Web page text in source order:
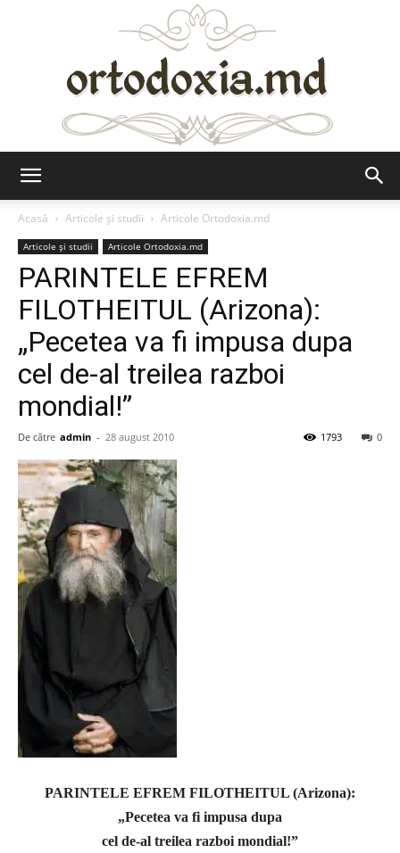
Acasă
Articole şi studii Articole Ortodoxia.md
Articole şi studii Articole Ortodoxia.md
PARINTELE EFREM
FILOTHEITUL (Arizona):
„Pecetea va fi impusa dupa
cel de-al treilea razboi
mondial!”
De către admin - 28 august 2010 0
1793
PARINTELE EFREM FILOTHEITUL (Arizona):
„Pecetea va fi impusa dupa
cel de-al treilea razboi mondial!”